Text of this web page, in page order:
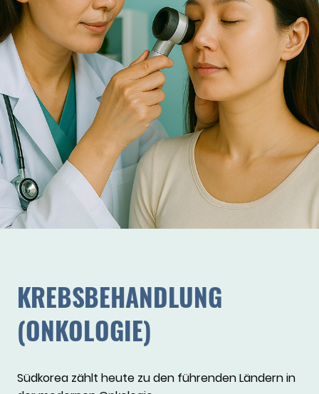
KREBSBEHANDLUNG
(ONKOLOGIE)
Südkorea zählt heute zu den führenden Ländern in